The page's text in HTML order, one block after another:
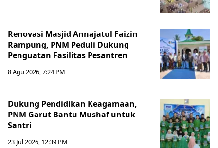
Renovasi Masjid Annajatul Faizin
Rampung, PNM Peduli Dukung
Penguatan Fasilitas Pesantren
8 Agu 2026, 7:24 PM
Dukung Pendidikan Keagamaan,
PNM Garut Bantu Mushaf untuk
Santri
23 Jul 2026, 12:39 PM